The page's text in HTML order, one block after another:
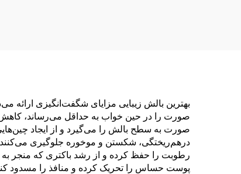
بهترین بالش زیبایی مزایای شگفت‌انگیزی ارائه
صورت را در حین خواب به حداقل می‌رساند،
صورت به سطح بالش را می‌گیرد و از ایجاد
درهم‌ریختگی، شکستن و موخوره جلوگیری
رطوبت را حفظ کرده و از رشد باکتری که منجر
پوست حساس را تحریک کرده و منافذ را مسدود